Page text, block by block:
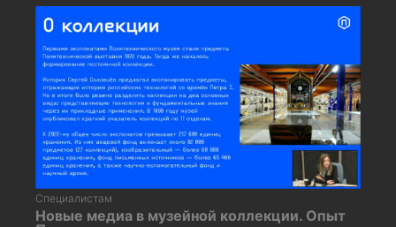
Специалистам
Новые медиа в музейной коллекции. Опыт